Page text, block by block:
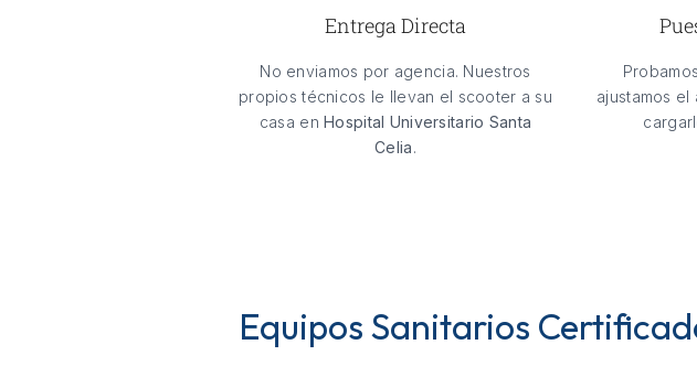
Entrega Directa
No enviamos por agencia. Nuestros
propios técnicos le llevan el scooter a su
casa enHospital Universitario Santa
Celia.
ajustamos el
Equipos Sanitarios